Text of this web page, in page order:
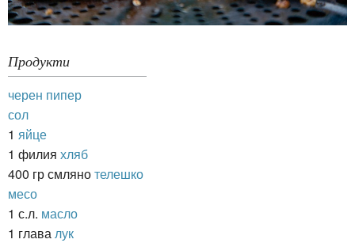
Продукти
черен пипер
сол
1 яйце
1 филия хляб
400 гр смлянотелешко
месо
1 с.л. масло
1 глава лук